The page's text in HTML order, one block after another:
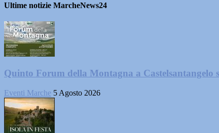
Ultime notizie MarcheNews24
Quinto Forum della Montagna a Castelsantangelo
Eventi Marche 5 Agosto 2026